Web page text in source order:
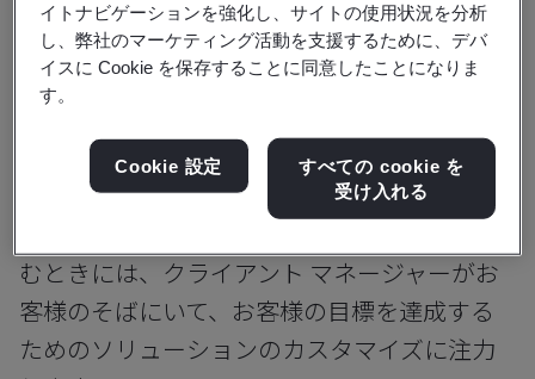
私たちは、イノベーションとビジネス
チャンスを加速させるために最高の人
材を採用し、専門家を継続的に教育訓
練しています。
むときには、クライアント マネージャーがお
客様のそばにいて、お客様の目標を達成する
ためのソリューションのカスタマイズに注力
イトナビゲーションを強化し、サイトの使用状況を分析
し、弊社のマーケティング活動を支援するために、デバ
イスに Cookie を保存することに同意したことになりま
す。
Cookie 設定
すべての cookie を
受け入れる